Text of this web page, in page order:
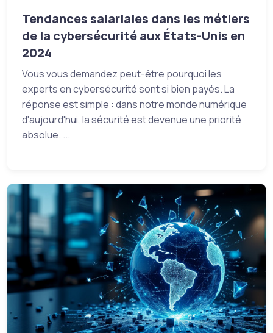
Tendances salariales dans les métiers
de la cybersécurité aux États-Unis en
2024
Vous vous demandez peut-être pourquoi les
experts en cybersécurité sont si bien payés. La
réponse est simple : dans notre monde numérique
d'aujourd'hui, la sécurité est devenue une priorité
absolue. ...